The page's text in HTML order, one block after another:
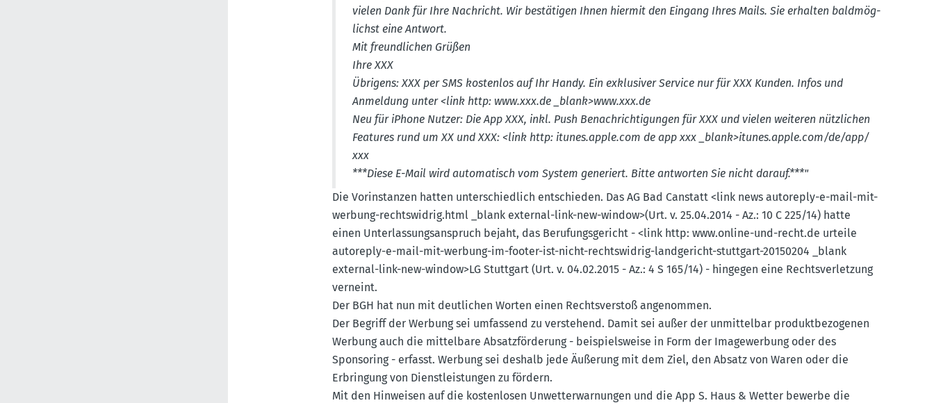
vielen Dank für Ihre Nachricht. Wir bestä­tigen Ihnen hiermit den Eingang Ihres Mails. Sie erhalten baldmög­
lichst eine Antwort.
Mit freund­lichen Grüßen
Ihre XXX
Übrigens: XXX per SMS kostenlos auf Ihr Handy. Ein exklu­siver Service nur für XXX Kunden. Infos und
Anmeldung unter <link http: www.​xxx.​de _blank>www.​xxx.​de
Neu für iPhone Nutzer: Die App XXX, inkl. Push Benach­rich­ti­gungen für XXX und vielen weiteren nützlichen
Features rund um XX und XXX: <link http: itunes.​apple.​com de app xxx _blank>itunes.​apple.​com/​de/​app/​
xxx
***Diese E-Mail wird automa­tisch vom System generiert. Bitte antworten Sie nicht darauf.***"
Die Vorin­stanzen hatten unter­schiedlich entschieden. Das AG Bad Canstatt <link news autoreply-e-mail-mit-
werbung-rechts­widrig.html _blank external-link-new-window>(Urt. v. 25.04.2014 - Az.: 10 C 225/14) hatte
einen Unter­las­sungs­an­spruch bejaht, das Berufungs­ge­richt - <link http: www.​online-​und-​recht.​de urteile
autoreply-e-mail-mit-werbung-im-footer-ist-nicht-rechts­widrig-landge­richt-stuttgart-20150204 _blank
external-link-new-window>LG Stuttgart (Urt. v. 04.02.2015 - Az.: 4 S 165/14) - hingegen eine Rechts­ver­letzung
verneint.
Der BGH hat nun mit deutlichen Worten einen Rechts­verstoß angenommen.
Der Begriff der Werbung sei umfassend zu verstehend. Damit sei außer der unmit­telbar produkt­be­zo­genen
Werbung auch die mittelbare Absatz­för­derung - beispiels­weise in Form der Image­werbung oder des
Sponsoring - erfasst. Werbung sei deshalb jede Äußerung mit dem Ziel, den Absatz von Waren oder die
Erbringung von Dienst­leis­tungen zu fördern.
Mit den Hinweisen auf die kosten­losen Unwet­ter­war­nungen und die App S. Haus & Wetter bewerbe die